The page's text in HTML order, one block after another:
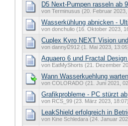
D5 Next-Pumpen rasseln ab
von Terminusus (20. Februar 2023,
Wasserkühlung abnicken -
von donchulio (16. Oktober 2023,
Cuplex Kyro NEXT Vision
von dannyl2912 (1. Mai 2023,
Aquaero 6 und Fractal
von EatMyShorts (21. Dezember
Wann Wasserkuehlung
von COLORADO (21. Juni 2021,
Grafikprobleme - PC stürzt ab
von RCS_99 (23. März 2023, 18:07)
LeakShield erfolgreich in
von Kine Schledara (24. Januar